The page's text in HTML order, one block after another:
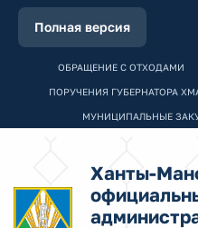
Полная версия
ОБРАЩЕНИЕ С ОТХОДАМИ
ПОРУЧЕНИЯ ГУБЕРНАТОРА
МУНИЦИПАЛЬНЫЕ
Ханты-